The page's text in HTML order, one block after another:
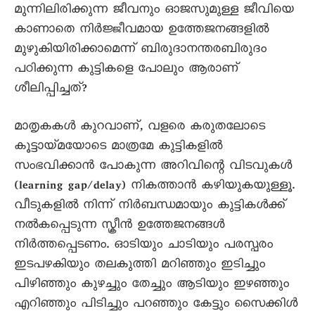
മുന്നിലിരിക്കുന്ന ജീവനും ഓജസുമുള്ള ജീവിയെ
കാണാതെ നിർജ്ജീവമായ ഉത്തേജനങ്ങളിൽ
മുഴുകിയിരിക്കാമെന്ന് ബിരുദാനന്തരബിരുദം
പഠിക്കുന്ന കുട്ടികളെ പോലും ആരാണ്
ശീലിപ്പിച്ചത്?
മാതൃകകൾ കുറവാണ്, വളരെ കരുതലോടെ
കൂട്ടായ്മയോടെ മാത്രമേ കുട്ടികളിൽ
സംഭവിക്കാൻ പോകുന്ന അറിവിന്റെ വിടവുകൾ
(learning gap/delay) നികത്താൻ കഴിയുകയുള്ളൂ.
വീടുകളിൽ നിന്ന് നിർബന്ധമായും കുട്ടികൾക്ക്
നൽകപ്പെടുന്ന സ്ക്രീൻ ഉത്തേജനങ്ങൾ
നിർത്തപ്പെടണം. ഓടിയും ചാടിയും പരസ്പരം
ഇടപഴകിയും തലകുത്തി മറിഞ്ഞും ഇടിച്ചും
പിഴിഞ്ഞും കുഴച്ചും തേച്ചും ആടിയും ഇഴഞ്ഞും
എറിഞ്ഞും പിടിച്ചും പറഞ്ഞും കേട്ടും സൈക്കിൾ